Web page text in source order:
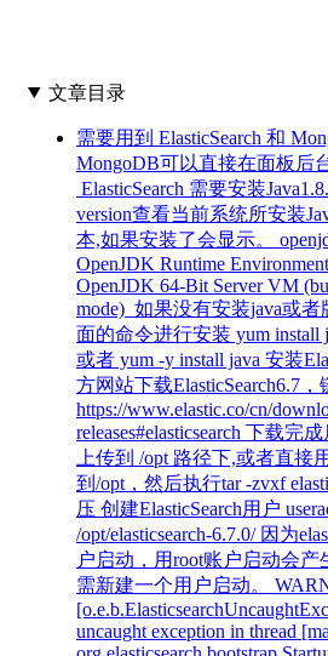
文章目录
需要用到 ElasticSearch 和
MongoDB可以直接在面板后
ElasticSearch 需要安装
version查看当前系统所安装
本,如果安装了会显示。
OpenJDK Runtime
OpenJDK 64-Bit Server VM
mode) 如果没有安装java或
面的命令进行安装 yum install
或者 yum -y install java 安装
方网站下载ElasticSearch6.7，
https://www.elastic.co/cn/
releases#elasticsearch 下载完
上传到 /opt 路径下,或者直接
到/opt，然后执行tar -zvxf
压 创建ElasticSearch用户
/opt/elasticsearch-6.7.0/ 因为
户启动，用root账户启动会
需新建一个用户启动。
uncaught exception in thread